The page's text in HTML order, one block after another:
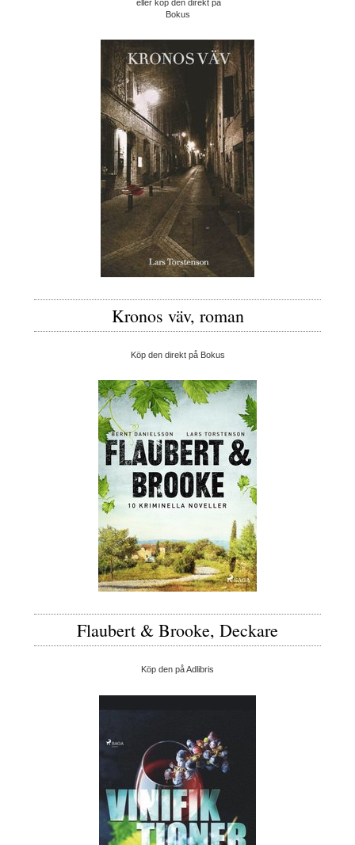
eller köp den direkt på
Bokus
Kronos väv, roman
Köp den direkt på Bokus
Flaubert & Brooke, Deckare
Köp den på Adlibris